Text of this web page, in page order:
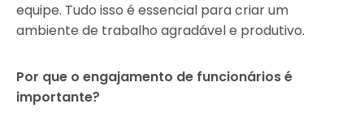
equipe. Tudo isso é essencial para criar um
ambiente de trabalho agradável e produtivo.
Por que o engajamento de funcionários é
importante?